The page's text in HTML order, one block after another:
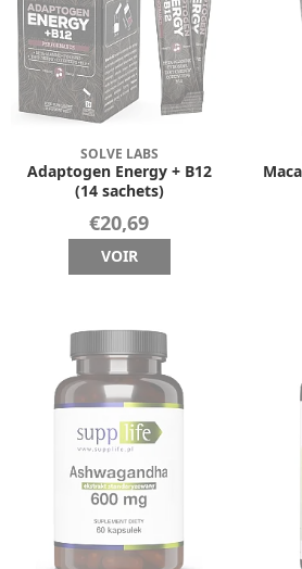
SOLVE LABS
Adaptogen Energy + B12
(14 sachets)
€20,69
VOIR